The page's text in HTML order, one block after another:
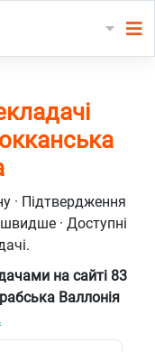
· Підтвердження
· Доступні
на сайті 83
Валлонія